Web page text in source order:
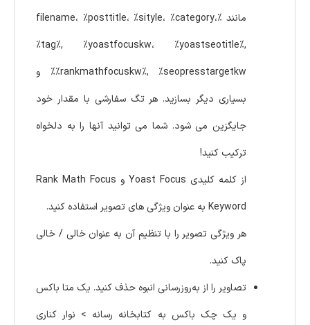
مانند %filename، %posttitle، %sityle، %category،
%tag%, %yoastfocuskw، %yoastseotitle%,
%rankmathfocuskw%, %seopresstargetkw% و
بسیاری دیگر بسازید. هر تگ سفارشی با مقدار خود
جایگزین می شود. شما می توانید آنها را به دلخواه
ترکیب کنید!
از کلمه کلیدی Yoast Focus و Rank Math Focus
Keyword به عنوان ویژگی های تصویر استفاده کنید.
هر ویژگی تصویر را با تنظیم آن به عنوان خالی / خالی
پاک کنید.
تصاویر را از به‌روزرسانی انبوه حذف کنید. یک متا باکس
و یک چک باکس به کتابخانه رسانه > نوار کناری